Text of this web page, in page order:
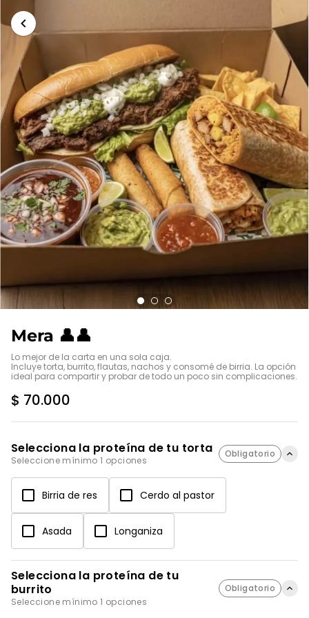
Mera 👤👤
Lo mejor de la carta en una sola caja.
Incluye torta, burrito, flautas, nachos y consomé de birria. La opción
ideal para compartir y probar de todo un poco sin complicaciones.
$ 70.000
Selecciona la proteína de tu torta
Seleccione mínimo 1 opciones
Obligatorio
Birria de res Cerdo al pastor
Asada Longaniza
Selecciona la proteína de tu
burrito
Seleccione mínimo 1 opciones
Obligatorio